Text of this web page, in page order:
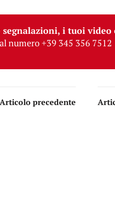
i tuoi video
numero +39 345 356 7512
Articolo precedente